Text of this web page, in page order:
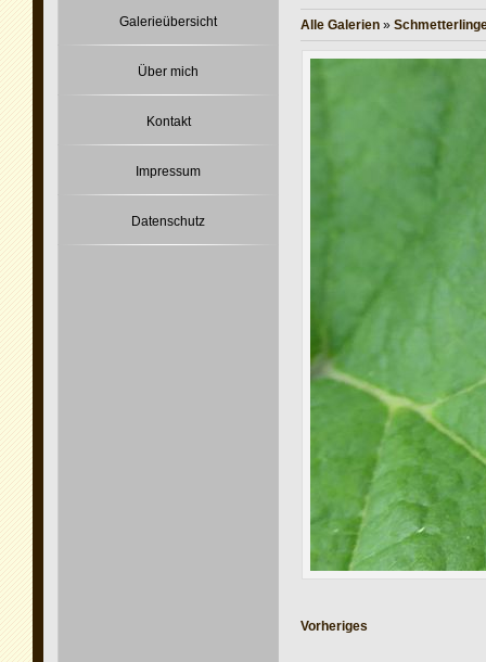
Galerieübersicht
Über mich
Kontakt
Impressum
Datenschutz
Alle Galerien »
Vorheriges